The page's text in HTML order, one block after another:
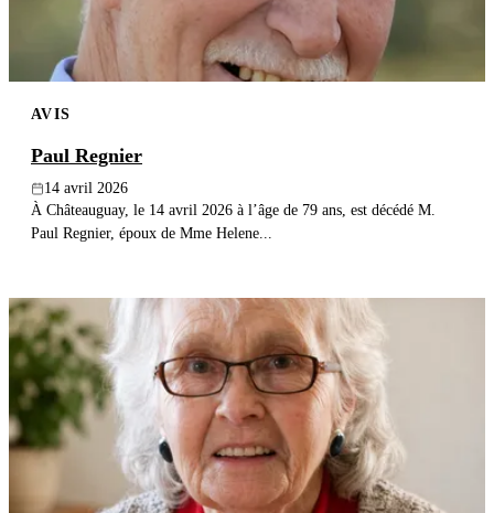
AVIS
Paul Regnier
14 avril 2026
À Châteauguay, le 14 avril 2026 à l’âge de 79 ans, est décédé M.
Paul Regnier, époux de Mme Helene...